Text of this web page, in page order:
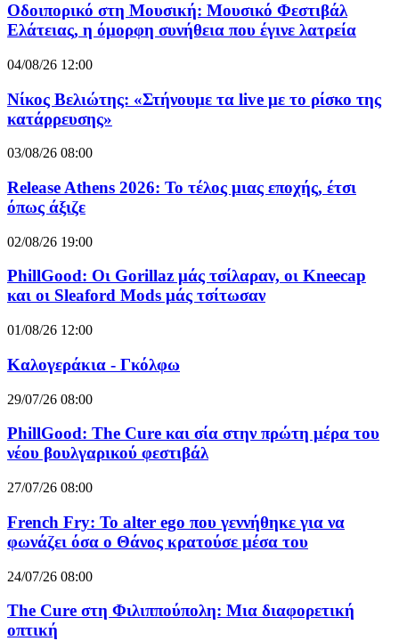
Οδοιπορικό στη Μουσική: Μουσικό Φεστιβάλ
Ελάτειας, η όμορφη συνήθεια που έγινε λατρεία
04/08/26 12:00
Νίκος Βελιώτης: «Στήνουμε τα live με το ρίσκο της
κατάρρευσης»
03/08/26 08:00
Release Athens 2026: Το τέλος μιας εποχής, έτσι
όπως άξιζε
02/08/26 19:00
PhillGood: Οι Gorillaz μάς τσίλαραν, οι Kneecap
και οι Sleaford Mods μάς τσίτωσαν
01/08/26 12:00
Καλογεράκια - Γκόλφω
29/07/26 08:00
PhillGood: The Cure και σία στην πρώτη μέρα του
νέου βουλγαρικού φεστιβάλ
27/07/26 08:00
French Fry: Το alter ego που γεννήθηκε για να
φωνάζει όσα ο Θάνος κρατούσε μέσα του
24/07/26 08:00
The Cure στη Φιλιππούπολη: Μια διαφορετική
οπτική